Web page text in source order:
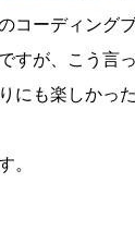
コーディング
すが、こう言
にも楽しか
。